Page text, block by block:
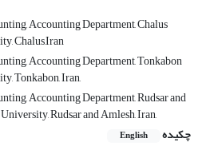
Accounting Department, Chalus
Chalus,Iran
Accounting Department, Tonkabon
Tonkabon, Iran,
Accounting Department, Rudsar and
Rudsar and Amlesh, Iran,
چکیده
English